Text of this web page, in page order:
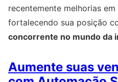
recentemente melhorias
fortalecendo sua posição
concorrente no mundo da
Aumente suas